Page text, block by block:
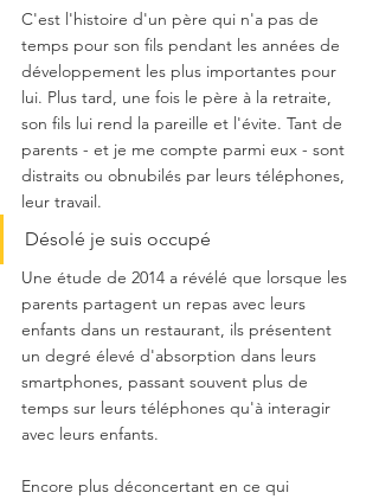
C'est l'histoire d'un père qui n'a pas de
temps pour son fils pendant les années de
développement les plus importantes pour
lui. Plus tard, une fois le père à la retraite,
son fils lui rend la pareille et l'évite. Tant de
parents - et je me compte parmi eux - sont
distraits ou obnubilés par leurs téléphones,
leur travail.
Désolé je suis occupé
Une étude de 2014 a révélé que lorsque les
parents partagent un repas avec leurs
enfants dans un restaurant, ils présentent
un degré élevé d'absorption dans leurs
smartphones, passant souvent plus de
temps sur leurs téléphones qu'à interagir
avec leurs enfants.
Encore plus déconcertant en ce qui